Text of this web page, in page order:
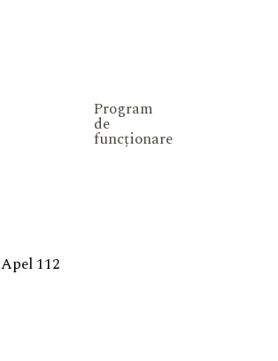
Program
de
funcționare
Apel 112